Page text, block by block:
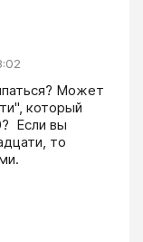
Может
который
Если вы
то